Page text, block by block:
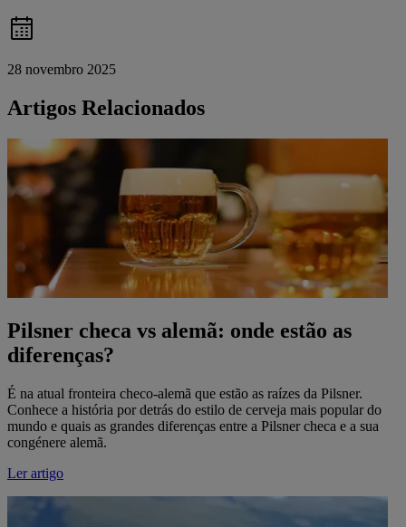
28 novembro 2025
Artigos Relacionados
Pilsner checa vs alemã: onde estão as
diferenças?
É na atual fronteira checo-alemã que estão as raízes da Pilsner.
Conhece a história por detrás do estilo de cerveja mais popular do
mundo e quais as grandes diferenças entre a Pilsner checa e a sua
congénere alemã.
Ler artigo